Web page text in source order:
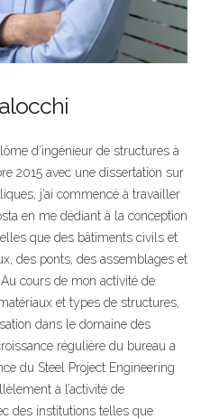
d’ingénieur de structures à
2015 avec une dissertation sur
j’ai commencé à travailler
en me dédiant à la conception
que des bâtiments civils et
des ponts, des assemblages et
cours de mon activité de
et types de structures,
dans le domaine des
régulière du bureau a
du Steel Project Engineering
à l’activité de
des institutions telles que